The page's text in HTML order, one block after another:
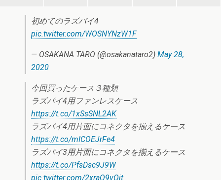
初めてのラズパイ4
pic.twitter.com/WOSNYNzW1F
— OSAKANA TARO (@osakanataro2) May 28,
2020
今回買ったケース３種類
ラズパイ4用ファンレスケース
https://t.co/1xSsSNL2AK
ラズパイ4用片面にコネクタを揃えるケース
https://t.co/mICOEJrFe4
ラズパイ3用片面にコネクタを揃えるケース
https://t.co/PfsDsc9J9W
pic.twitter.com/2xraO9vOjt